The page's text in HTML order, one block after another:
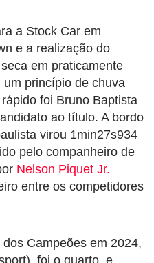
a Stock Car em
e a realização do
em praticamente
princípio de chuva
foi Bruno Baptista
ao título. A bordo
virou 1min27s934
pelo companheiro de
Nelson Piquet Jr.
entre os competidores
Campeões em 2024,